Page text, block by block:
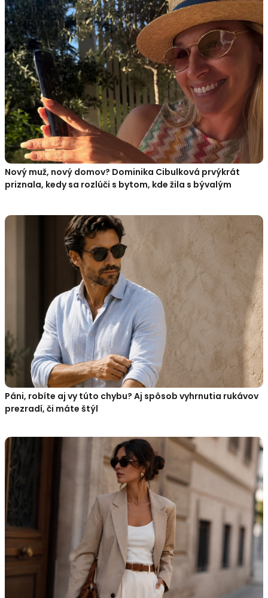
Nový muž, nový domov? Dominika Cibulková prvýkrát
priznala, kedy sa rozlúči s bytom, kde žila s bývalým
Páni, robíte aj vy túto chybu? Aj spôsob vyhrnutia rukávov
prezradí, či máte štýl